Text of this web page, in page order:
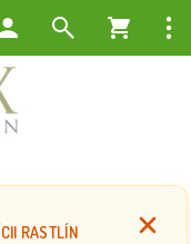
RASTLÍN